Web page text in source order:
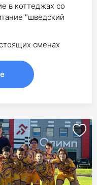
в коттеджах со
"шведский
сменах